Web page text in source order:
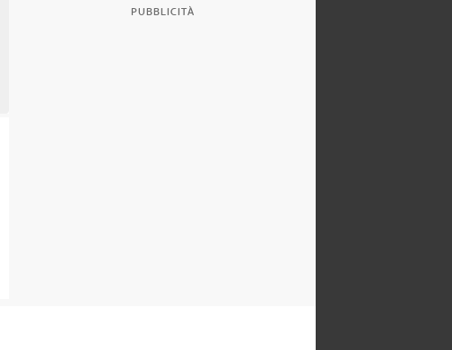
PUBBLICITÀ